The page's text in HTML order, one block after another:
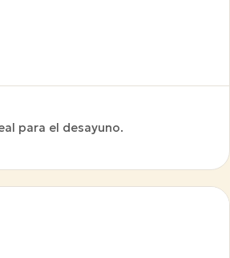
para el desayuno.